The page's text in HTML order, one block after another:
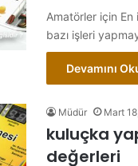
Amatörler için En
bazı işleri
Devamını
Müdür Mart
kuluçka
değerleri